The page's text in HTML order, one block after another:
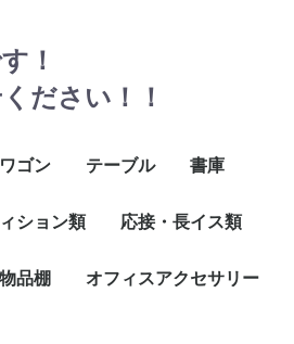
！
ださい！！
ゴン
レス用ハイ
テーブル
折りたたみテーブル
丸テーブル
ミーティングテーブル
ミーティングテーブル
書庫
マップケース
H1000以下
H1500以下
H2000以下
H2000以上
ユニット式
ション類 応接・長イス類
ロビーチェア
応接セット、応接用テ
物品棚 オフィスアクセサリー